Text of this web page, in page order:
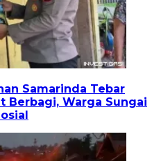
Samarinda Tebar
Berbagi, Warga Sungai